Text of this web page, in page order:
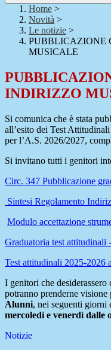
Home >
Novità >
Le notizie >
PUBBLICAZIONE
MUSICALE
INDIRIZZO
Si comunica che è stata
all’esito dei Test
per l’A.S. 2026/2027,
Si invitano tutti i genitori
Circ. 347 Pubblicazione
Sintesi Regolamento
Modulo accettazione
Graduatoria test
Test attitudinali 2025-2026
I genitori che desiderassero
potranno prenderne visione
Alunni, nei seguenti giorni
mercoledì e venerdì dalle
Notizie